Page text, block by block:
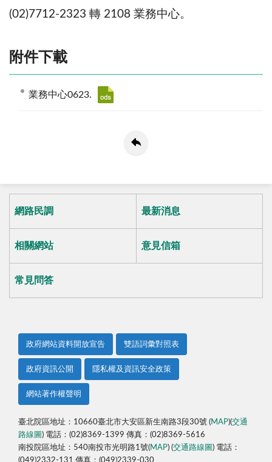
(02)7712-2323 轉 2108 業務中心。
附件下載
業務中心0623.
網路民調 最新消息
相關網站 意見信箱
常見問答
政府網站資料開放宣告 雙語詞彙對照表
政府資訊公開 隱私權及資訊安全政策
網站著作權聲明
臺北院區地址：10660臺北市大安區新生南路3段30號 (MAP)(交通
路線圖 ) 電話：(02)8369-1399 傳真：(02)8369-5616
南投院區地址：540南投市光明路1號(MAP) (交通路線圖 ) 電話：